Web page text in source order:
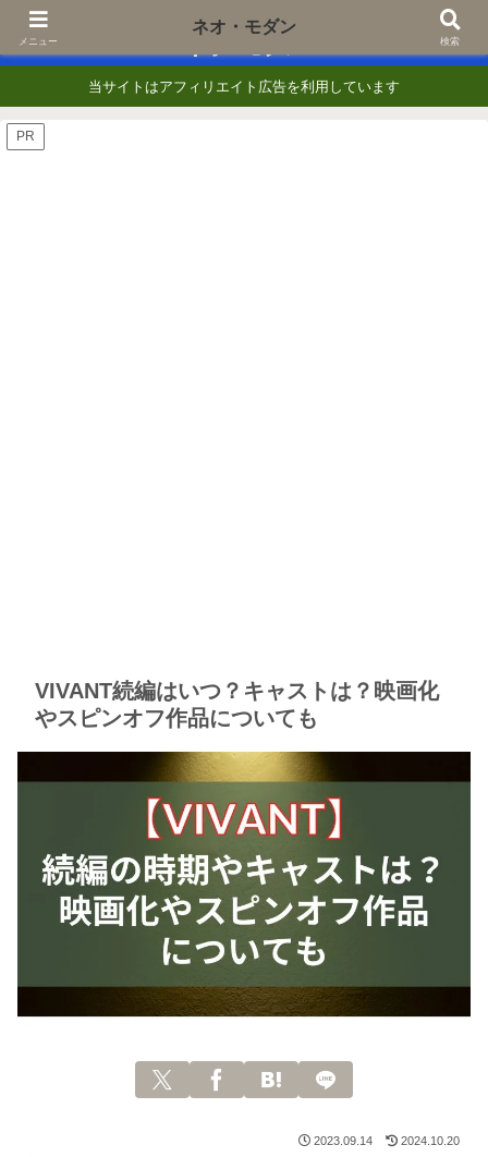
あなたの『知りたい』に一歩でも近づくために
当サイトはアフィリエイト広告を利用しています
PR
VIVANT続編はいつ？キャストは？映画化
やスピンオフ作品についても
2023.09.14 2024.10.20
メニュー
ネオ・モダン
検索